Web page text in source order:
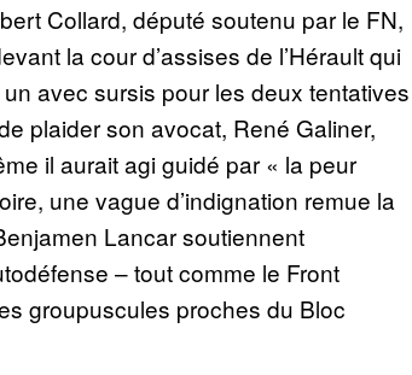
Collard, député soutenu par le FN,
la cour d’assises de l’Hérault qui
avec sursis pour les deux tentatives
plaider son avocat, René Galiner,
il aurait agi guidé par « la peur
une vague d’indignation remue la
Lancar soutiennent
– tout comme le Front
groupuscules proches du Bloc